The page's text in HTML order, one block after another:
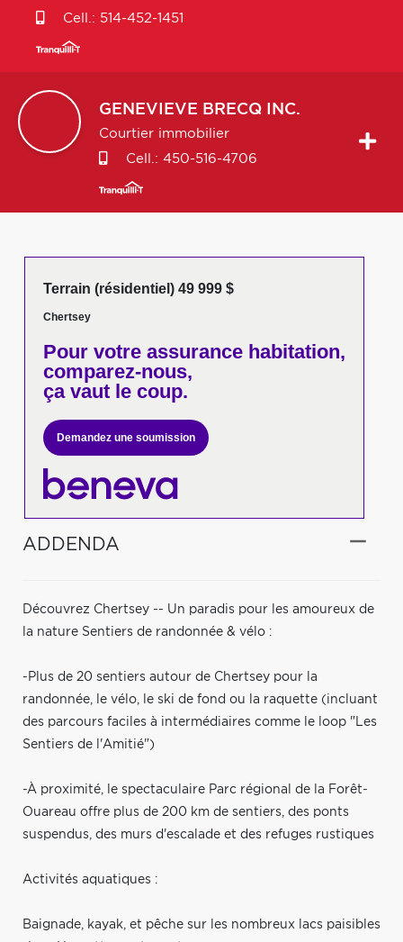
Cell.: 514-452-1451
GENEVIEVE BRECQ INC.
Courtier immobilier
Cell.: 450-516-4706
Terrain (résidentiel) 49 999 $
Chertsey
Pour votreassurance habitation,
comparez-nous,
ça vaut le coup.
Demandez une soumission
ADDENDA
Découvrez Chertsey -- Un paradis pour les amoureux de
la nature Sentiers de randonnée & vélo :
-Plus de 20 sentiers autour de Chertsey pour la
randonnée, le vélo, le ski de fond ou la raquette (incluant
des parcours faciles à intermédiaires comme le loop "Les
Sentiers de l'Amitié")
-À proximité, le spectaculaire Parc régional de la Forêt-
Ouareau offre plus de 200 km de sentiers, des ponts
suspendus, des murs d'escalade et des refuges rustiques
Activités aquatiques :
Baignade, kayak, et pêche sur les nombreux lacs paisibles